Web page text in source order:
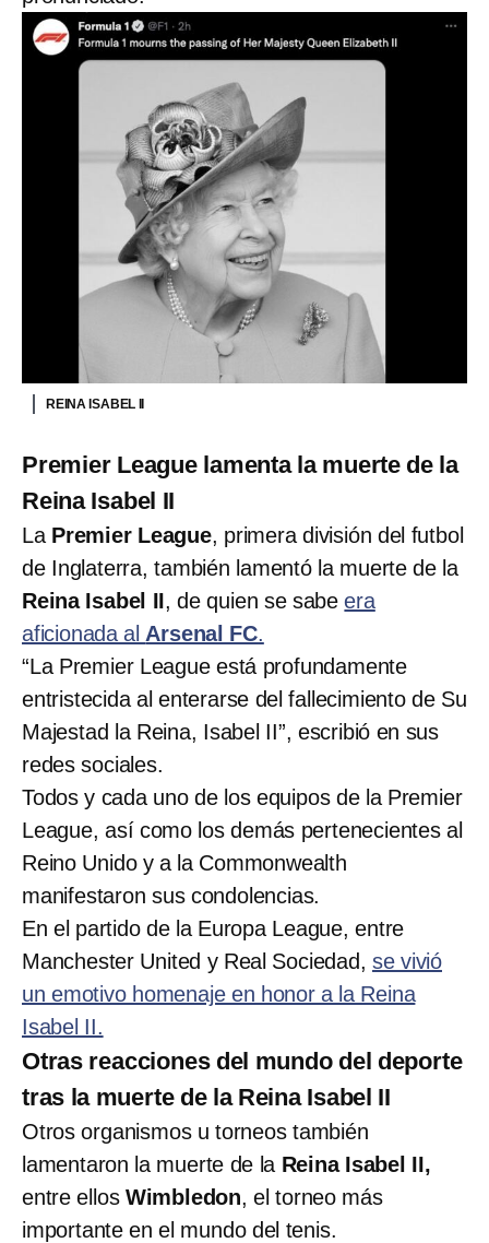
REINA ISABEL II
Premier League lamenta la muerte de la
Reina Isabel II
La Premier League, primera división del futbol
de Inglaterra, también lamentó la muerte de la
Reina Isabel II, de quien se sabeera
aficionada al Arsenal FC.
“La Premier League está profundamente
entristecida al enterarse del fallecimiento de Su
Majestad la Reina, Isabel II”, escribió en sus
redes sociales.
Todos y cada uno de los equipos de la Premier
League, así como los demás pertenecientes al
Reino Unido y a la Commonwealth
manifestaron sus condolencias.
En el partido de la Europa League, entre
Manchester United y Real Sociedad, se vivió
un emotivo homenaje en honor a la Reina
Isabel II.
Otras reacciones del mundo del deporte
tras la muerte de la Reina Isabel II
Otros organismos u torneos también
lamentaron la muerte de la Reina Isabel II,
entre ellos Wimbledon, el torneo más
importante en el mundo del tenis.